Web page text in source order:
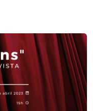
temporal, no qual
mais famosas
da Música.